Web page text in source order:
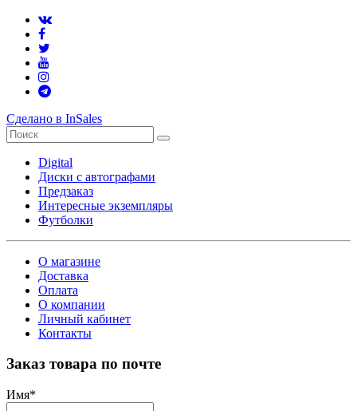
Сделано в InSales
Digital
Диски с автографами
Предзаказ
Интересные экземпляры
Футболки
О магазине
Доставка
Оплата
О компании
Личный кабинет
Контакты
Заказ товара по почте
Имя*